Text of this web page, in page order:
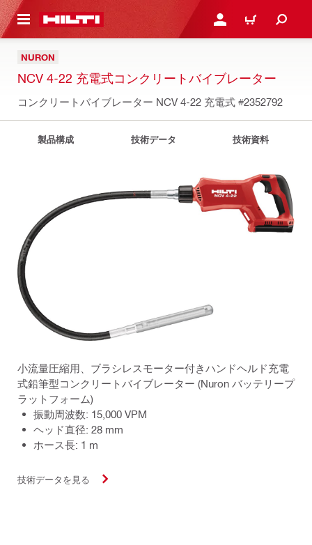
内容を表示 ログイン・新規オンライ
カート
NURON
NCV 4-22 充電式コンクリートバイブレーター
コンクリートバイブレーター NCV 4-22 充電式 #2352792
製品構成 技術データ 技術資料
小流量圧縮用、ブラシレスモーター付きハンドヘルド充電
式鉛筆型コンクリートバイブレーター (Nuron バッテリープ
ラットフォーム)
振動周波数: 15,000 VPM
ヘッド直径: 28 mm
ホース長: 1 m
技術データを見る